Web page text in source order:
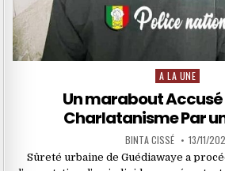
Posted
in
A LA UNE
Un marabout Accusé
Charlatanisme Par
BINTA CISSÉ 13/11/
Sûreté urbaine de Guédiawaye a